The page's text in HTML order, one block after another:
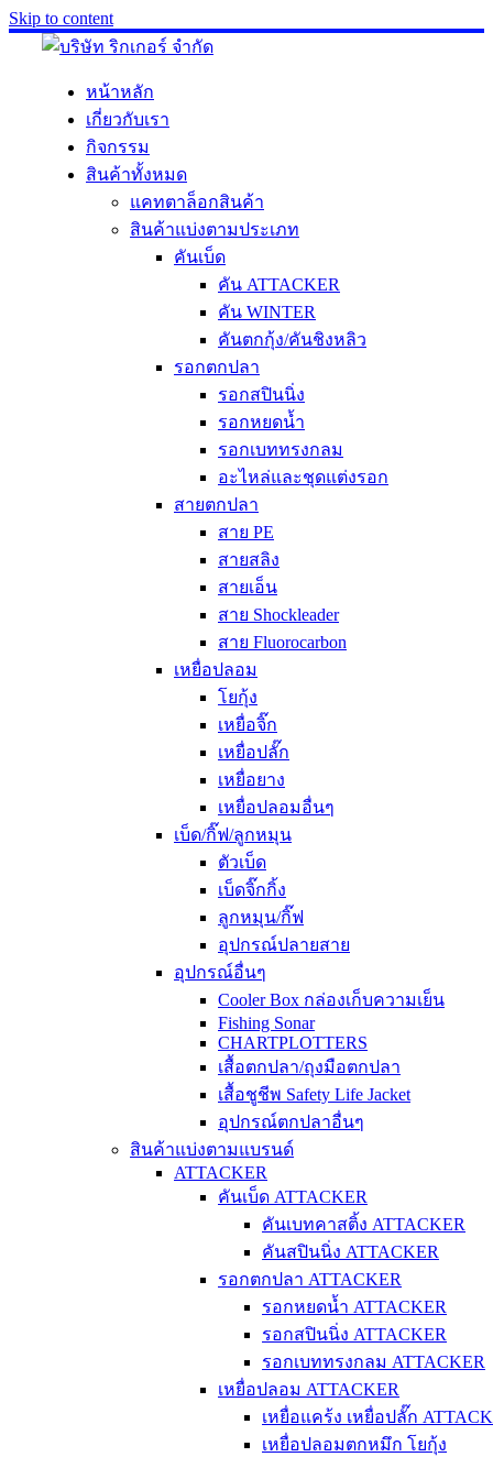
Skip to content
หน้าหลัก
เกี่ยวกับเรา
กิจกรรม
สินค้าทั้งหมด
แคทตาล็อกสินค้า
สินค้าแบ่งตามประเภท
คันเบ็ด
คัน ATTACKER
คัน WINTER
คันตกกุ้ง/คันชิงหลิว
รอกตกปลา
รอกสปินนิ่ง
รอกหยดน้ำ
รอกเบททรงกลม
อะไหล่และชุดแต่งรอก
สายตกปลา
สาย PE
สายสลิง
สายเอ็น
สาย Shockleader
สาย Fluorocarbon
เหยื่อปลอม
โยกุ้ง
เหยื่อจิ๊ก
เหยื่อปลั๊ก
เหยื่อยาง
เหยื่อปลอมอื่นๆ
เบ็ด/กิ๊ฟ/ลูกหมุน
ตัวเบ็ด
เบ็ดจิ๊กกิ้ง
ลูกหมุน/กิ๊ฟ
อุปกรณ์ปลายสาย
อุปกรณ์อื่นๆ
Cooler Box กล่องเก็บความเย็น
Fishing Sonar
CHARTPLOTTERS
เสื้อตกปลา/ถุงมือตกปลา
เสื้อชูชีพ Safety Life Jacket
อุปกรณ์ตกปลาอื่นๆ
สินค้าแบ่งตามแบรนด์
ATTACKER
คันเบ็ด ATTACKER
คันเบทคาสติ้ง ATTACKER
คันสปินนิ่ง ATTACKER
รอกตกปลา ATTACKER
รอกหยดน้ำ ATTACKER
รอกสปินนิ่ง ATTACKER
รอกเบททรงกลม ATTACKER
เหยื่อปลอม ATTACKER
เหยื่อแคร้ง เหยื่อปลั๊ก
เหยื่อปลอมตกหมึก โยกุ้ง